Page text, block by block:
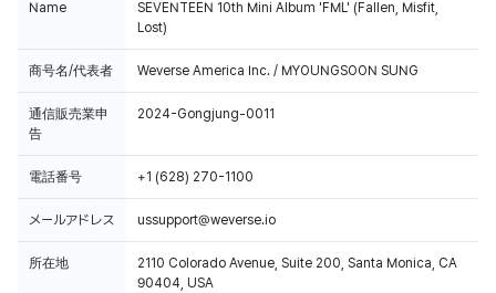
Name
SEVENTEEN 10th Mini Album 'FML' (Fallen, Misfit,
Lost)
商号名/代表者 Weverse America Inc. / MYOUNGSOON SUNG
通信販売業申
告
2024-Gongjung-0011
電話番号 +1 (628) 270-1100
メールアドレス ussupport@weverse.io
所在地
2110 Colorado Avenue, Suite 200, Santa Monica, CA
90404, USA